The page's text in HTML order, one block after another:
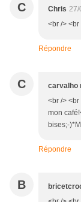
C Chris 27/
<br /> <br
Répondre
C carvalho
<br />
mon
bises;-
Répondre
B